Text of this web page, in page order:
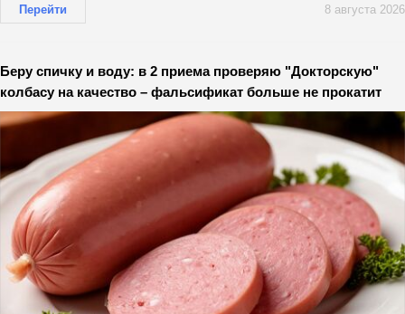
Перейти 8 августа 2026
Беру спичку и воду: в 2 приема проверяю "Докторскую"
колбасу на качество – фальсификат больше не прокатит